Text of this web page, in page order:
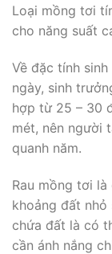
Loại mồng tơi
cho năng suất
Về đặc tính
ngày, sinh
hợp từ 25 – 30
mét, nên người
quanh năm.
Rau mồng tơi
khoảng đất nhỏ
chứa đất là có
cần ánh nắng